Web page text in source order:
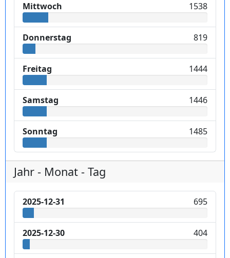
Mittwoch 1538
Donnerstag 819
Freitag 1444
Samstag 1446
Sonntag 1485
Jahr - Monat - Tag
2025-12-31 695
2025-12-30 404